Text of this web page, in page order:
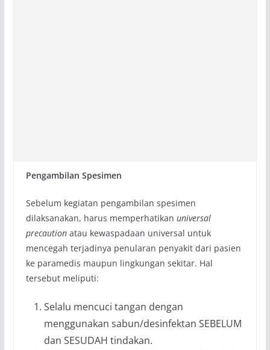
Pengambilan Spesimen
Sebelum kegiatan pengambilan spesimen
dilaksanakan, harus memperhatikan universal
precautionatau kewaspadaan universal untuk
mencegah terjadinya penularan penyakit dari pasien
ke paramedis maupun lingkungan sekitar. Hal
tersebut meliputi:
Selalu mencuci tangan dengan
menggunakan sabun/desinfektan SEBELUM
dan SESUDAH tindakan.